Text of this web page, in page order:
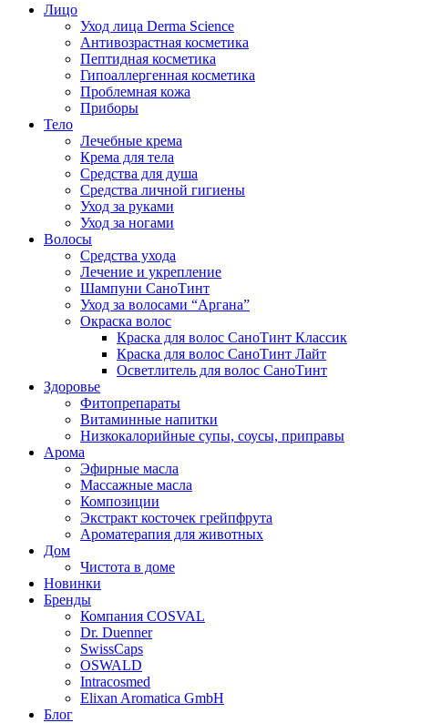
Лицо
Уход лица Derma Science
Антивозрастная косметика
Пептидная косметика
Гипоаллергенная косметика
Проблемная кожа
Приборы
Тело
Лечебные крема
Крема для тела
Средства для душа
Средства личной гигиены
Уход за руками
Уход за ногами
Волосы
Средства ухода
Лечение и укрепление
Шампуни СаноТинт
Уход за волосами “Аргана”
Окраска волос
Краска для волос СаноТинт Классик
Краска для волос СаноТинт Лайт
Осветлитель для волос СаноТинт
Здоровье
Фитопрепараты
Витаминные напитки
Низкокалорийные супы, соусы, приправы
Арома
Эфирные масла
Массажные масла
Композиции
Экстракт косточек грейпфрута
Ароматерапия для животных
Дом
Чистота в доме
Новинки
Бренды
Компания COSVAL
Dr. Duenner
SwissCaps
OSWALD
Intracosmed
Elixan Aromatica GmbH
Блог